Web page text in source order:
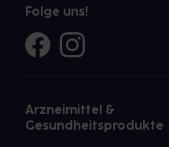
Folge uns!
Arzneimittel &
Gesundheitsprodukte